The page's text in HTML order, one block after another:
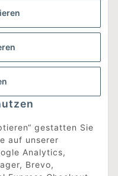
gestatten Sie
auf unserer
Analytics,
Brevo,
Design.
Accessoires, neue und
Schätze aus
jeder Menge
suchen!